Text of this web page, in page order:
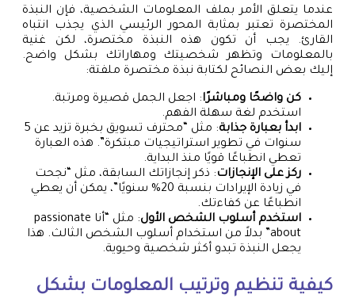
عندما يتعلق الأمر بملف المعلومات الشخصية، فإن النبذة
المختصرة تعتبر بمثابة المحور الرئيسي الذي يجذب انتباه
القارئ. يجب أن تكون هذه النبذة مختصرة، لكن غنية
بالمعلومات وتظهر شخصيتك ومهاراتك بشكل واضح.
إليك بعض النصائح لكتابة نبذة مختصرة ملفتة:
كن واضحًا ومباشرًا: اجعل الجمل قصيرة ومرتبة.
استخدم لغة سهلة الفهم.
ابدأ بعبارة جذابة
: مثل “محترف تسويق بخبرة تزيد عن 5
سنوات في تطوير استراتيجيات مبتكرة”. هذه العبارة
تعطي انطباعًا قويًا منذ البداية.
ركز على الإنجازات: ذكر إنجازاتك السابقة، مثل “نجحت
في زيادة الإيرادات بنسبة 20% سنويًا”، يمكن أن يعطي
انطباعًا عن كفاءتك.
استخدم أسلوب الشخص الأول
: مثل “أنا passionate
about” بدلاً من استخدام أسلوب الشخص الثالث. هذا
يجعل النبذة تبدو أكثر شخصية وحيوية.
كيفية تنظيم وترتيب المعلومات بشكل